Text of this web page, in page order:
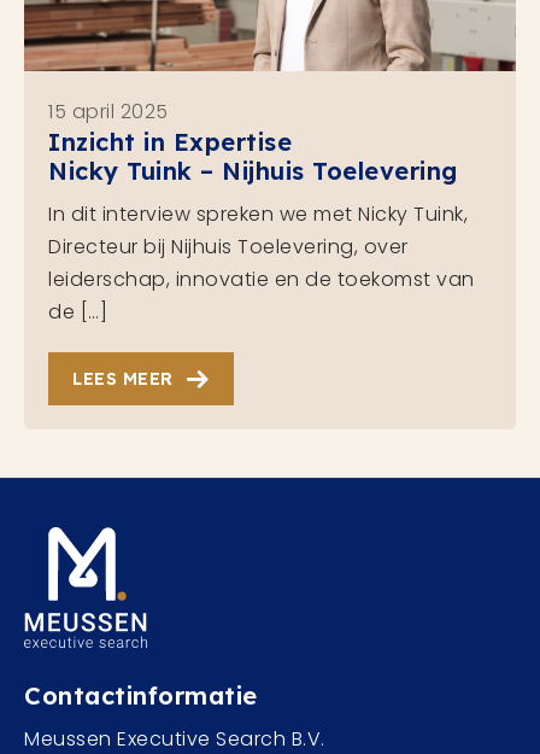
15 april 2025
Inzicht in Expertise
Nicky Tuink – Nijhuis Toelevering
In dit interview spreken we met Nicky Tuink,
Directeur bij Nijhuis Toelevering, over
leiderschap, innovatie en de toekomst van
de […]
LEES MEER
Contactinformatie
Meussen Executive Search B.V.